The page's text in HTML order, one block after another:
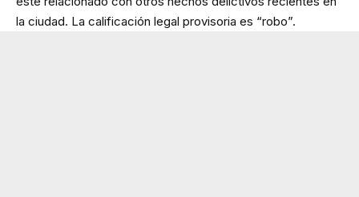
la ciudad. La calificación legal provisoria es “robo”.